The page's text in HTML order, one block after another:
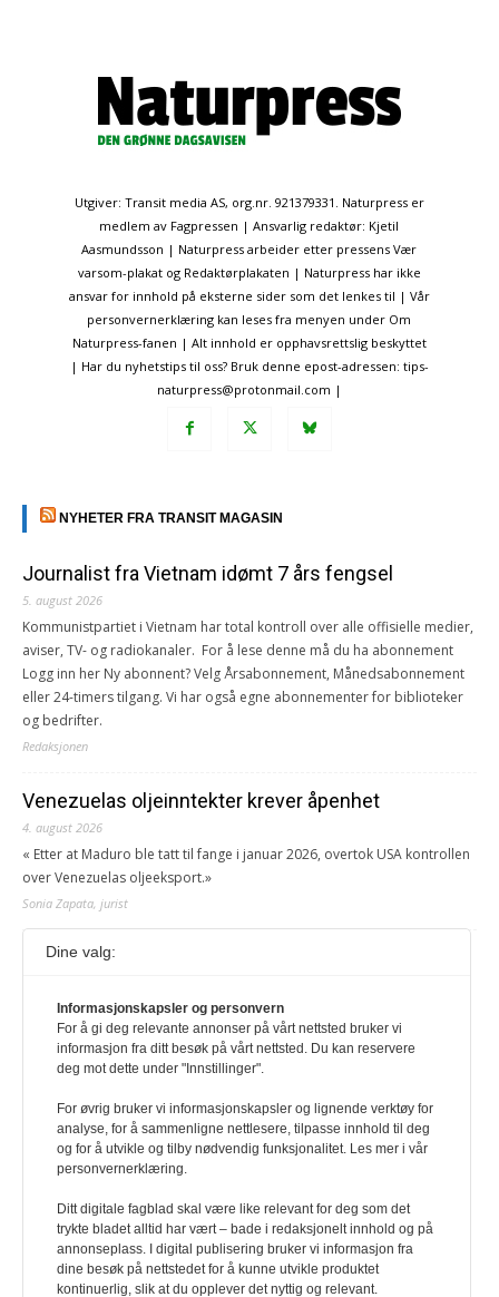
Utgiver: Transit media AS, org.nr. 921379331. Naturpress er
medlem av Fagpressen | Ansvarlig redaktør: Kjetil
Aasmundsson | Naturpress arbeider etter pressens Vær
varsom-plakat og Redaktørplakaten | Naturpress har ikke
ansvar for innhold på eksterne sider som det lenkes til | Vår
personvernerklæring kan leses fra menyen under Om
Naturpress-fanen | Alt innhold er opphavsrettslig beskyttet
| Har du nyhetstips til oss? Bruk denne epost-adressen: tips-
naturpress@protonmail.com |
NYHETER FRA TRANSIT MAGASIN
Journalist fra Vietnam idømt 7 års fengsel
5. august 2026
Kommunistpartiet i Vietnam har total kontroll over alle offisielle medier,
aviser, TV- og radiokanaler. For å lese denne må du ha abonnement
Logg inn her Ny abonnent? Velg Årsabonnement, Månedsabonnement
eller 24-timers tilgang. Vi har også egne abonnementer for biblioteker
og bedrifter.
Redaksjonen
Venezuelas oljeinntekter krever åpenhet
4. august 2026
« Etter at Maduro ble tatt til fange i januar 2026, overtok USA kontrollen
over Venezuelas oljeeksport.»
Sonia Zapata, jurist
117,8 millioner er på flukt, en nedgang fra forrige
1. august 2026
Ville ha tilsvart verdens trettende største land i folketall. For å lese
denne må du ha abonnement Logg inn her Ny abonnent? Velg
også egne abonnementer for biblioteker og bedrifter.
Redaksjonen
Dine valg:
Informasjonskapsler og personvern
For å gi deg relevante annonser på vårt nettsted bruker vi
informasjon fra ditt besøk på vårt nettsted. Du kan reservere
deg mot dette under "Innstillinger".
For øvrig bruker vi informasjonskapsler og lignende verktøy for
analyse, for å sammenligne nettlesere, tilpasse innhold til deg
og for å utvikle og tilby nødvendig funksjonalitet. Les mer i vår
personvernerklæring.
Ditt digitale fagblad skal være like relevant for deg som det
trykte bladet alltid har vært – bade i redaksjonelt innhold og på
annonseplass. I digital publisering bruker vi informasjon fra
dine besøk på nettstedet for å kunne utvikle produktet
kontinuerlig, slik at du opplever det nyttig og relevant.